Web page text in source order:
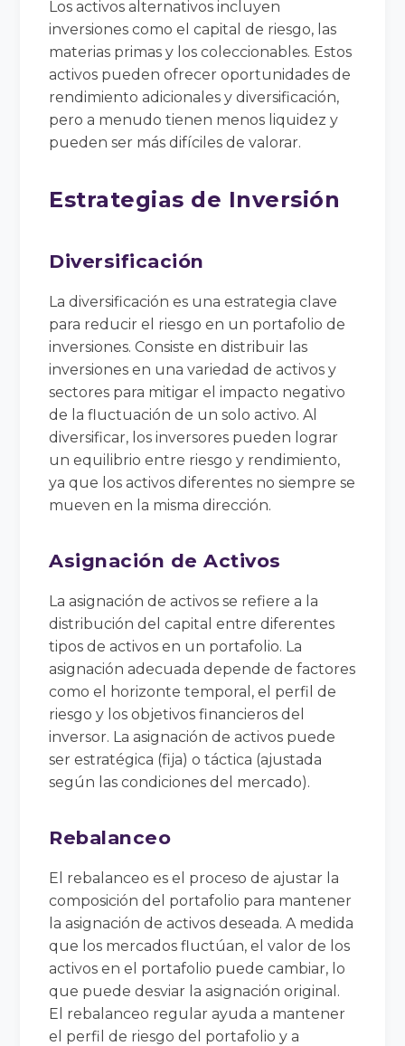
Los activos alternativos incluyen
inversiones como el capital de riesgo, las
materias primas y los coleccionables. Estos
activos pueden ofrecer oportunidades de
rendimiento adicionales y diversificación,
pero a menudo tienen menos liquidez y
pueden ser más difíciles de valorar.
Estrategias de Inversión
Diversificación
La diversificación es una estrategia clave
para reducir el riesgo en un portafolio de
inversiones. Consiste en distribuir las
inversiones en una variedad de activos y
sectores para mitigar el impacto negativo
de la fluctuación de un solo activo. Al
diversificar, los inversores pueden lograr
un equilibrio entre riesgo y rendimiento,
ya que los activos diferentes no siempre se
mueven en la misma dirección.
Asignación de Activos
La asignación de activos se refiere a la
distribución del capital entre diferentes
tipos de activos en un portafolio. La
asignación adecuada depende de factores
como el horizonte temporal, el perfil de
riesgo y los objetivos financieros del
inversor. La asignación de activos puede
ser estratégica (fija) o táctica (ajustada
según las condiciones del mercado).
Rebalanceo
El rebalanceo es el proceso de ajustar la
composición del portafolio para mantener
la asignación de activos deseada. A medida
que los mercados fluctúan, el valor de los
activos en el portafolio puede cambiar, lo
que puede desviar la asignación original.
El rebalanceo regular ayuda a mantener
el perfil de riesgo del portafolio y a